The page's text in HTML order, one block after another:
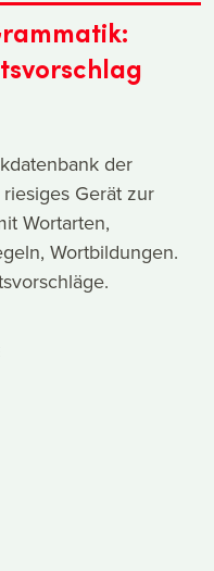
der
Gerät zur
Wortarten,
Wortbildungen.